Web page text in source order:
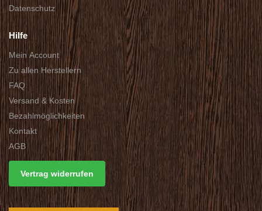
Datenschutz
Hilfe
Mein Account
Zu allen Herstellern
FAQ
Versand & Kosten
Bezahlmöglichkeiten
Kontakt
AGB
Vertrag widerrufen